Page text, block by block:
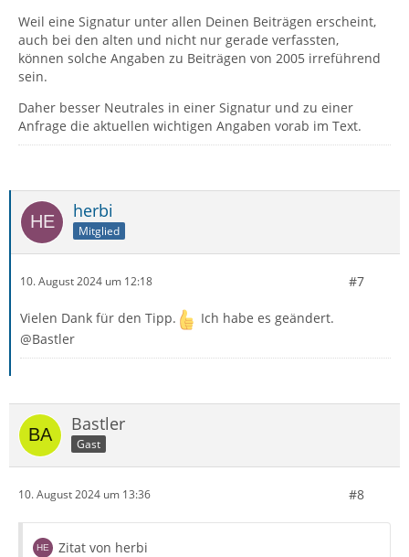
Weil eine Signatur unter allen Deinen Beiträgen erscheint,
auch bei den alten und nicht nur gerade verfassten,
können solche Angaben zu Beiträgen von 2005 irreführend
sein.
Daher besser Neutrales in einer Signatur und zu einer
Anfrage die aktuellen wichtigen Angaben vorab im Text.
herbi
Mitglied
10. August 2024 um 12:18 #7
Vielen Dank für den Tipp.
Ich habe es geändert.
@Bastler
Bastler
Gast
10. August 2024 um 13:36 #8
Zitat von herbi